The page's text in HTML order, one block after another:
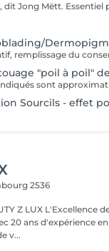
propose des soins
"poil à poil"
Sourcils - effet
2536
Z LUX L'Excellence
v...